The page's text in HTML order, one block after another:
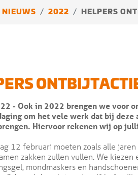
NIEUWS 2022 HELPERS
- Ook in 2022 brengen we voor
om het vele werk dat bij
Hiervoor rekenen wij op
12 februari moeten zoals alle
zakken zullen vullen. We
mondmaskers en